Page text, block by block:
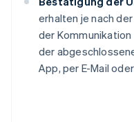
erhalten je nach
der
der
App, per E-Mail